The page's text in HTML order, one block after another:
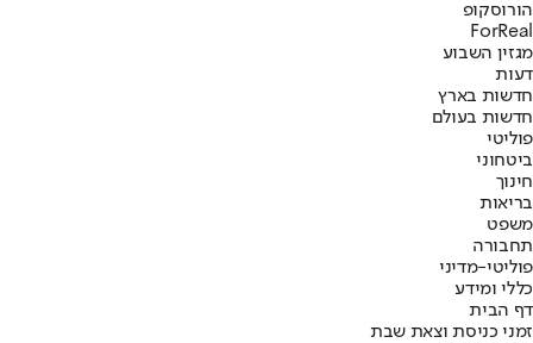
הורוסקופ
ForReal
מגזין השבוע
דעות
חדשות בארץ
חדשות בעולם
פוליטי
ביטחוני
חינוך
בריאות
משפט
תחבורה
פוליטי-מדיני
כללי ומידע
דף הבית
זמני כניסת וצאת שבת